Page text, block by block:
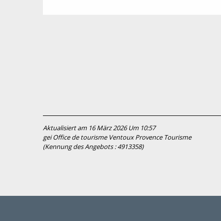
Aktualisiert am 16 März 2026 Um 10:57
gei Office de tourisme Ventoux Provence Tourisme
(Kennung des Angebots :4913358)